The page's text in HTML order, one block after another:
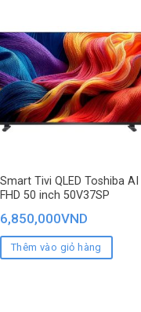
Smart Tivi QLED Toshiba AI
FHD 50 inch 50V37SP
6,850,000VND
Thêm vào giỏ hàng